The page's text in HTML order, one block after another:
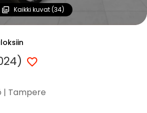
Kaikki kuvat (34)
| Tampere